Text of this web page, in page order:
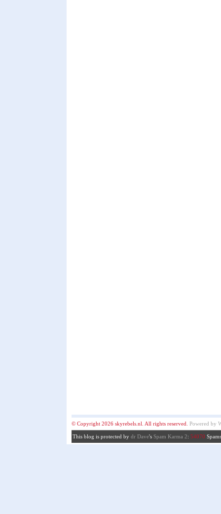
© Copyright 2026 skyrebels.nl. All rights reserved. Powered by
This blog is protected by dr Dave's Spam Karma 2: 54070